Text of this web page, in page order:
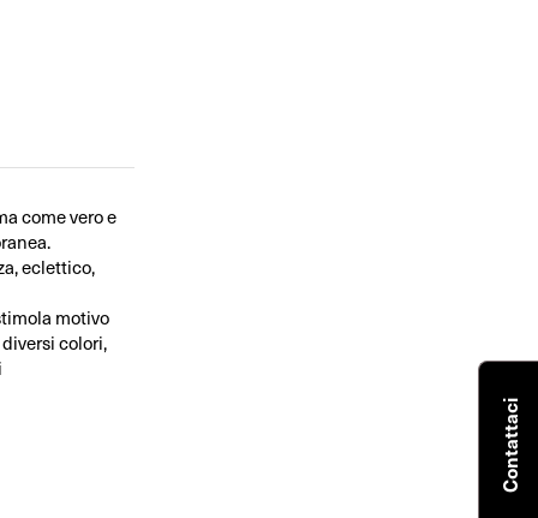
come vero e
eclettico,
motivo
colori,
Contattaci